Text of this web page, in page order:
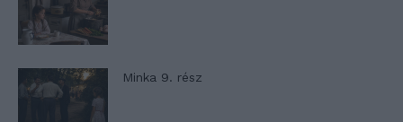
Minka 9. rész